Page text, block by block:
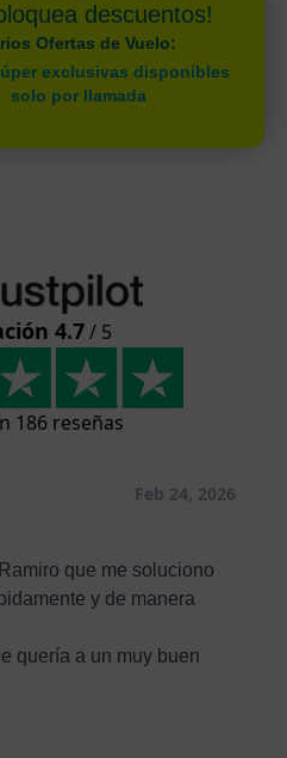
descuentos!
Ofertas de Vuelo:
exclusivas disponibles
solo por llamada
4.7/ 5
186 reseñas
Feb 24, 2026
que me soluciono
y de manera
quería a un muy buen